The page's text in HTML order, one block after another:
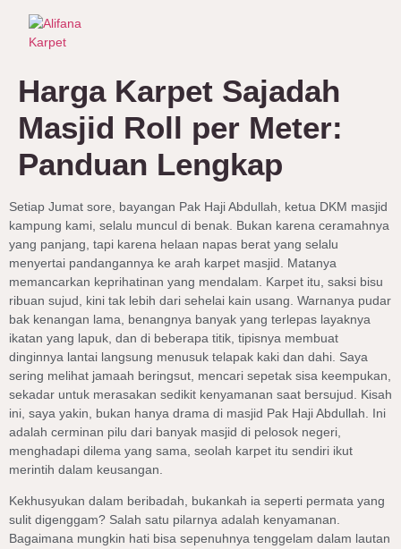
Harga Karpet Sajadah
Masjid Roll per Meter:
Panduan Lengkap
Setiap Jumat sore, bayangan Pak Haji Abdullah, ketua DKM masjid
kampung kami, selalu muncul di benak. Bukan karena ceramahnya
yang panjang, tapi karena helaan napas berat yang selalu
menyertai pandangannya ke arah karpet masjid. Matanya
memancarkan keprihatinan yang mendalam. Karpet itu, saksi bisu
ribuan sujud, kini tak lebih dari sehelai kain usang. Warnanya pudar
bak kenangan lama, benangnya banyak yang terlepas layaknya
ikatan yang lapuk, dan di beberapa titik, tipisnya membuat
dinginnya lantai langsung menusuk telapak kaki dan dahi. Saya
sering melihat jamaah beringsut, mencari sepetak sisa keempukan,
sekadar untuk merasakan sedikit kenyamanan saat bersujud. Kisah
ini, saya yakin, bukan hanya drama di masjid Pak Haji Abdullah. Ini
adalah cerminan pilu dari banyak masjid di pelosok negeri,
menghadapi dilema yang sama, seolah karpet itu sendiri ikut
merintih dalam keusangan.
Kekhusyukan dalam beribadah, bukankah ia seperti permata yang
sulit digenggam? Salah satu pilarnya adalah kenyamanan.
Bagaimana mungkin hati bisa sepenuhnya tenggelam dalam lautan